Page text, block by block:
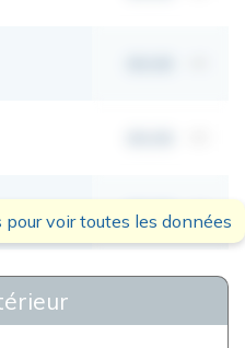
00,00
pour voir toutes les données